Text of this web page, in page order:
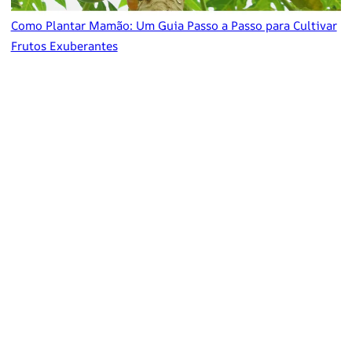
Como Plantar Mamão: Um Guia Passo a Passo para Cultivar
Frutos Exuberantes